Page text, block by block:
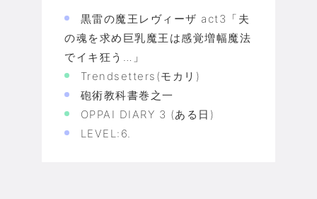
黒雷の魔王レヴィーザ act3「夫
の魂を求め巨乳魔王は感覚増幅魔法
でイキ狂う…」
Trendsetters(モカリ)
砲術教科書巻之一
OPPAI DIARY 3 (ある日)
LEVEL:6.